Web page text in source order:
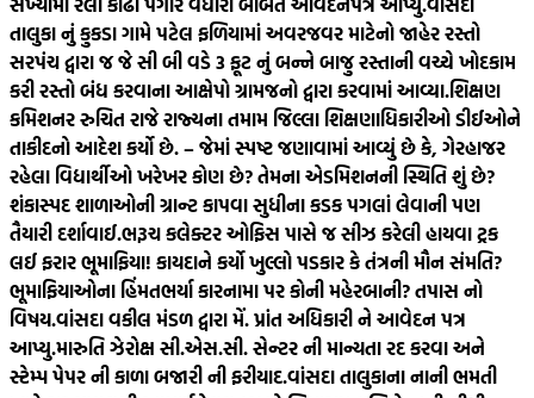
તાલુકા નું કુકડા ગામે પટેલ ફળિયામાં અવરજવર માટેનો જાહેર રસ્તો
સરપંચ દ્વારા જ જે સી બી વડે 3 ફૂટ નું બન્ને બાજુ રસ્તાની વચ્ચે ખોદકામ
કરી રસ્તો બંધ કરવાના આક્ષેપો ગ્રામજનો દ્વારા કરવામાં આવ્યા.શિક્ષણ
કમિશનર રુચિત રાજે રાજ્યના તમામ જિલ્લા શિક્ષણાધિકારીઓ ડીઈઓને
તાકીદનો આદેશ કર્યો છે. – જેમાં સ્પષ્ટ જણાવામાં આવ્યું છે કે, ગેરહાજર
રહેલા વિદ્યાર્થીઓ ખરેખર કોણ છે? તેમના એડમિશનની સ્થિતિ શું છે?
શંકાસ્પદ શાળાઓની ગ્રાન્ટ કાપવા સુધીના કડક પગલાં લેવાની પણ
તૈયારી દર્શાવાઈ.ભરૂચ કલેક્ટર ઓફિસ પાસે જ સીઝ કરેલી હાયવા ટ્રક
લઈ ફરાર ભૂમાફિયા! કાયદાને કર્યો ખુલ્લો પડકાર કે તંત્રની મૌન સંમતિ?
ભૂમાફિયાઓના હિંમતભર્યા કારનામા પર કોની મહેરબાની? તપાસ નો
વિષય.વાંસદા વકીલ મંડળ દ્વારા મેં. પ્રાંત અધિકારી ને આવેદન પત્ર
આપ્યુ.મારુતિ ઝેરોક્ષ સી.એસ.સી. સેન્ટર ની માન્યતા રદ કરવા અને
સ્ટેમ્પ પેપર ની કાળા બજારી ની ફરીયાદ.વાંસદા તાલુકાના નાની ભમતી